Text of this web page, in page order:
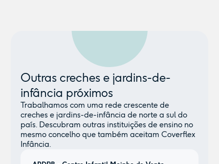
Outras creches e jardins-de-
infância próximos
Trabalhamos com uma rede crescente de
creches e jardins-de-infância de norte a sul do
país. Descubram outras instituições de ensino no
mesmo concelho que também aceitam Coverflex
Infância.